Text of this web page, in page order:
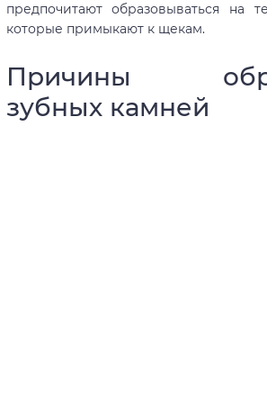
предпочитают образовываться на
которые примыкают к щекам.
Причины
зубных камней